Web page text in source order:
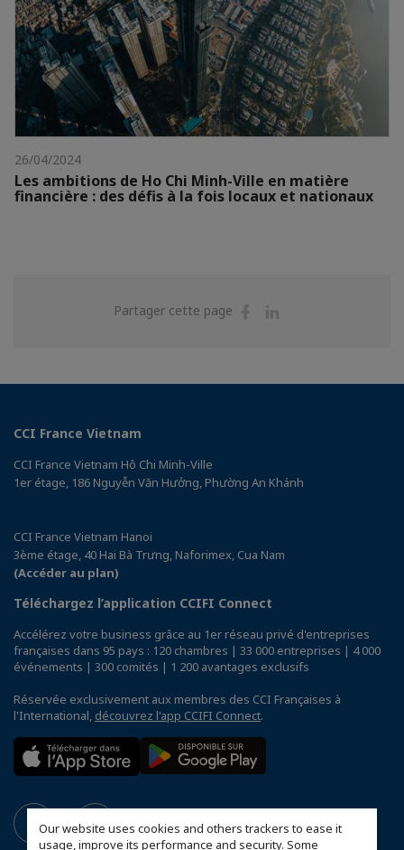
Our website uses cookies and others trackers to ease it
usage, improve its performance and security. Some
26/04/2024
Les ambitions de Ho Chi Minh-Ville en matière
financière : des défis à la fois locaux et nationaux
Partager cette page
Partager
CCI France Vietnam
CCI France Vietnam Hô Chi Minh-Ville
1er étage, 186 Nguyễn Văn Hưởng, Phường An Khánh
CCI France Vietnam Hanoi
3ème étage, 40 Hai Bà Trưng, Naforimex, Cua Nam
(Accéder au plan)
Téléchargez l’application CCIFI Connect
Accélérez votre business grâce au 1er réseau privé d'entreprises
françaises dans 95 pays : 120 chambres | 33 000 entreprises | 4 000
événements | 300 comités | 1 200 avantages exclusifs
Réservée exclusivement aux membres des CCI Françaises à
l'International, découvrez l'app CCIFI Connect.